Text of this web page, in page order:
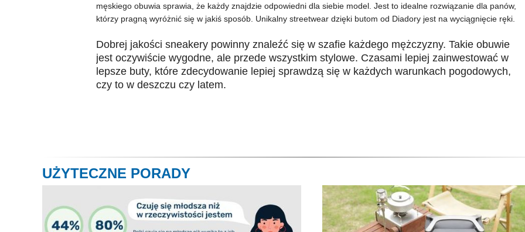
męskiego obuwia sprawia, że każdy znajdzie odpowiedni dla siebie model. Jest to idealne rozwiązanie dla panów,
którzy pragną wyróżnić się w jakiś sposób. Unikalny streetwear dzięki butom od Diadory jest na wyciągnięcie ręki.
Dobrej jakości sneakery powinny znaleźć się w szafie każdego mężczyzny. Takie obuwie
jest oczywiście wygodne, ale przede wszystkim stylowe. Czasami lepiej zainwestować w
lepsze buty, które zdecydowanie lepiej sprawdzą się w każdych warunkach pogodowych,
czy to w deszczu czy latem.
UŻYTECZNE PORADY